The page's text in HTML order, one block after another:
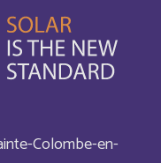
Colombe-en-
Français
Français